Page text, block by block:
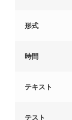
形式
時間
テキスト
テスト